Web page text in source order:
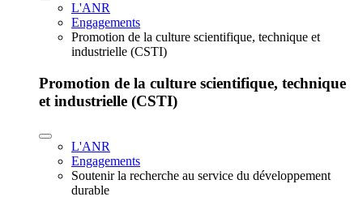
L'ANR
Engagements
Promotion de la culture scientifique, technique et
industrielle (CSTI)
Promotion de la culture scientifique, technique
et industrielle (CSTI)
L'ANR
Engagements
Soutenir la recherche au service du développement
durable